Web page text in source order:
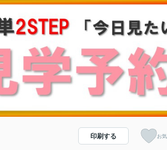
印刷する お